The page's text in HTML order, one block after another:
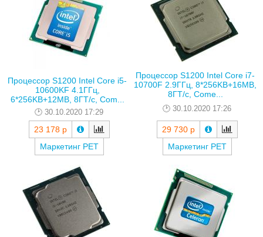
Процессор S1200 Intel Core i5-
10600KF 4.1ГГц,
6*256KB+12MB, 8ГТ/с, Com...
30.10.2020 17:29
23 178 р
Маркетинг РЕТ
Процессор S1200 Intel Core i7-
10700F 2.9ГГц, 8*256KB+16MB,
8ГТ/с, Come...
30.10.2020 17:26
29 730 р
Маркетинг РЕТ